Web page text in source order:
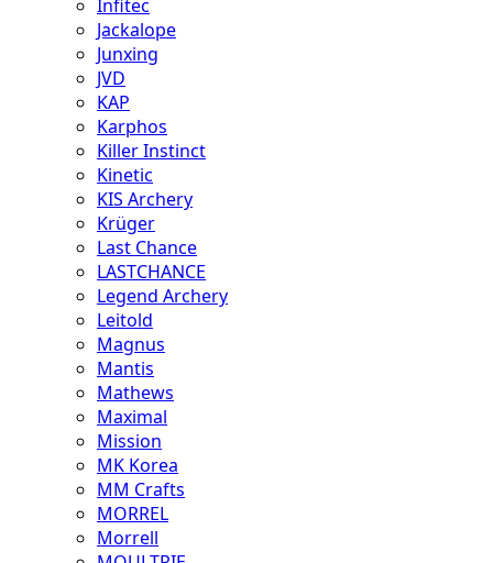
Infitec
Jackalope
Junxing
JVD
KAP
Karphos
Killer Instinct
Kinetic
KIS Archery
Krüger
Last Chance
LASTCHANCE
Legend Archery
Leitold
Magnus
Mantis
Mathews
Maximal
Mission
MK Korea
MM Crafts
MORREL
Morrell